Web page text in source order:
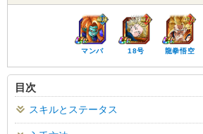
マンバ 18号 龍拳悟空
目次
スキルとステータス